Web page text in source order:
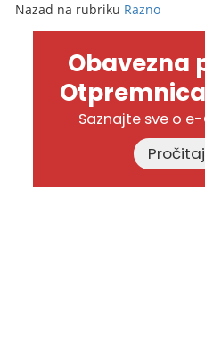
Nazad na rubriku Razno
Obavezna
Otpremnica
Saznajte sve o